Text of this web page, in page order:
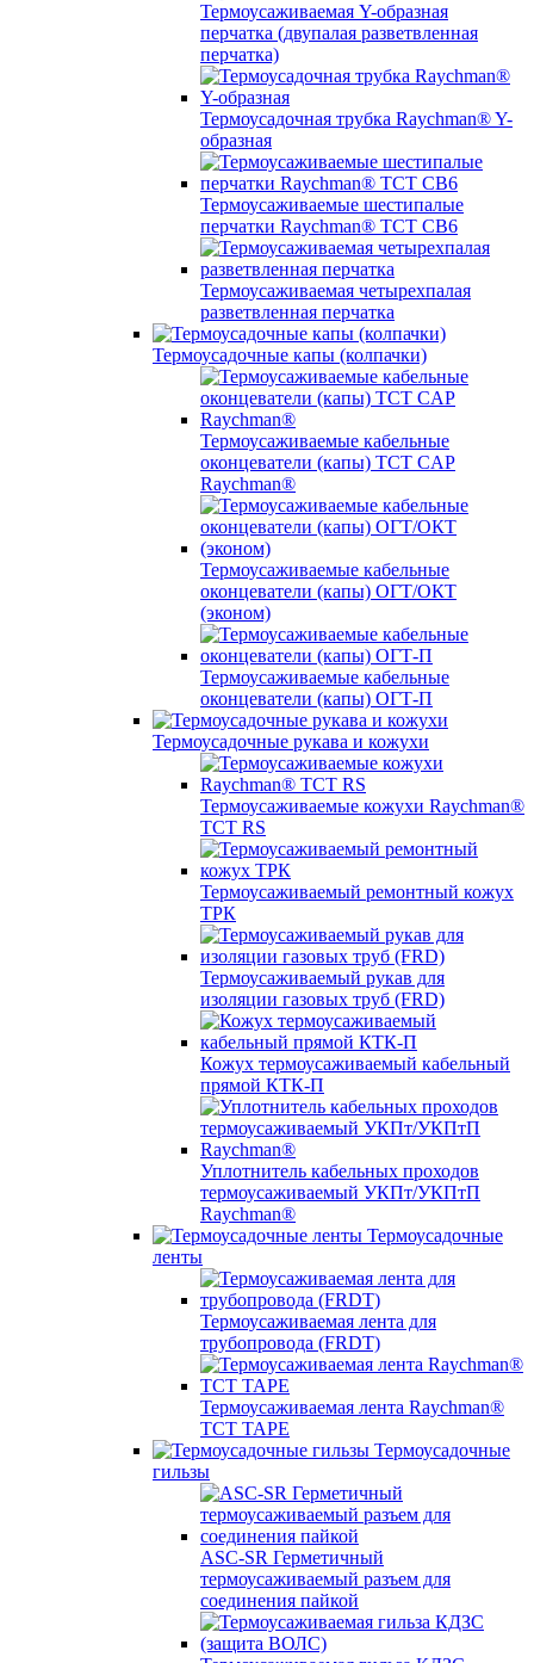
Термоусаживаемая Y-образная
перчатка (двупалая разветвленная
перчатка)
Термоусадочная трубка Raychman® Y-
образная
Термоусаживаемые шестипалые
перчатки Raychman® ТСТ СВ6
Термоусаживаемая четырехпалая
разветвленная перчатка
Термоусадочные капы (колпачки)
Термоусаживаемые кабельные
оконцеватели (капы) ТCT CAP
Raychman®
Термоусаживаемые кабельные
оконцеватели (капы) ОГТ/ОКТ
(эконом)
Термоусаживаемые кабельные
оконцеватели (капы) ОГТ-П
Термоусадочные рукава и кожухи
Термоусаживаемые кожухи Raychman®
TCT RS
Термоусаживаемый ремонтный кожух
ТРК
Термоусаживаемый рукав для
изоляции газовых труб (FRD)
Кожух термоусаживаемый кабельный
прямой КТК-П
Уплотнитель кабельных проходов
термоусаживаемый УКПт/УКПтП
Raychman®
Термоусадочные
ленты
Термоусаживаемая лента для
трубопровода (FRDT)
Термоусаживаемая лента Raychman®
TCT TAPE
Термоусадочные
гильзы
ASC‐SR Герметичный
термоусаживаемый разъем для
соединения пайкой